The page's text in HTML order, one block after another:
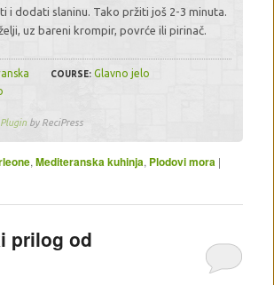
i dodati slaninu. Tako pržiti još 2-3 minuta.
uz bareni krompir, povrće ili pirinač.
COURSE: Glavno jelo
by ReciPress
, Mediteranska kuhinja, Plodovi mora |
prilog od